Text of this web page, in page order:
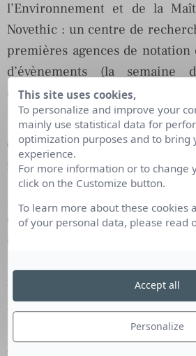
l’Environnement et de la
Novethic : un centre de
premières agences de notation
d’évènements (la semaine
durable, la journée de la
Entreprises et Environnements
Que peut apporter la RSE à
interne et externe ?
devrions parler de
organisations), est liante et
l’organisation d’être à
prenantes (salariés, clients,
actionnaires, collectivités
place d’un dialogue afin de
This site uses cookies,
To personalize and improve your
mainly use statistical data for
optimization purposes and to bring
experience.
For more information or to change
click on the Customize button.
To learn more about these cookies
of your personal data, please read
Personalize
Accept all